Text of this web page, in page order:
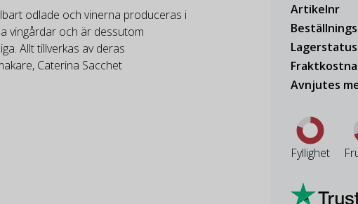
odlade och vinerna produceras i
vingårdar och är dessutom
Allt tillverkas av deras
Caterina Sacchet
Artikelnr
Lagerstatus
Avnjutes
Fyllighet